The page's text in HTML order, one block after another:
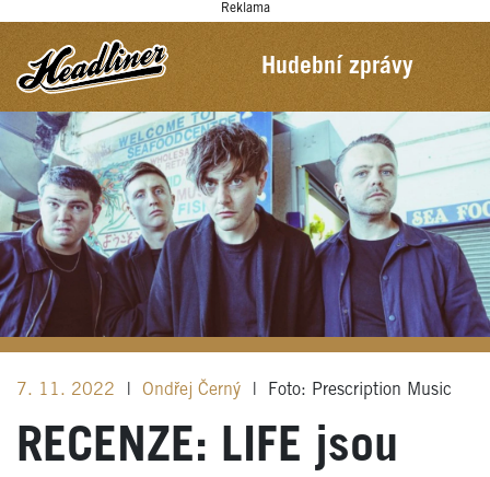
Reklama
Hudební zprávy
7. 11. 2022 Ondřej Černý Foto: Prescription Music
RECENZE: LIFE jsou